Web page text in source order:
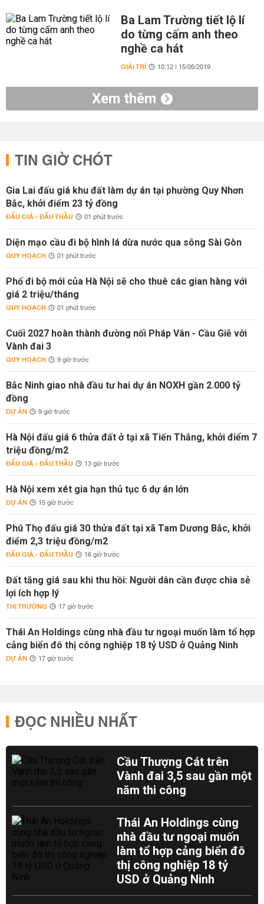
Ba Lam Trường tiết lộ lí
do từng cấm anh theo
nghề ca hát
GIẢI TRÍ 10:12 | 15/06/2019
Xem thêm
TIN GIỜ CHÓT
Gia Lai đấu giá khu đất làm dự án tại phường Quy Nhơn
Bắc, khởi điểm 23 tỷ đồng
ĐẤU GIÁ - ĐẤU THẦU 01 phút trước
Diện mạo cầu đi bộ hình lá dừa nước qua sông Sài Gòn
QUY HOẠCH 01 phút trước
Phố đi bộ mới của Hà Nội sẽ cho thuê các gian hàng với
giá 2 triệu/tháng
QUY HOẠCH 01 phút trước
Cuối 2027 hoàn thành đường nối Pháp Vân - Cầu Giẽ với
Vành đai 3
QUY HOẠCH 9 giờ trước
Bắc Ninh giao nhà đầu tư hai dự án NOXH gần 2.000 tỷ
đồng
DỰ ÁN 9 giờ trước
Hà Nội đấu giá 6 thửa đất ở tại xã Tiến Thắng, khởi điểm 7
triệu đồng/m2
ĐẤU GIÁ - ĐẤU THẦU 13 giờ trước
Hà Nội xem xét gia hạn thủ tục 6 dự án lớn
DỰ ÁN 15 giờ trước
Phú Thọ đấu giá 30 thửa đất tại xã Tam Dương Bắc, khởi
điểm 2,3 triệu đồng/m2
ĐẤU GIÁ - ĐẤU THẦU 16 giờ trước
Đất tăng giá sau khi thu hồi: Người dân cần được chia sẻ
lợi ích hợp lý
THỊ TRƯỜNG 17 giờ trước
Thái An Holdings cùng nhà đầu tư ngoại muốn làm tổ hợp
cảng biển đô thị công nghiệp 18 tỷ USD ở Quảng Ninh
DỰ ÁN 17 giờ trước
ĐỌC NHIỀU NHẤT
Cầu Thượng Cát trên
Vành đai 3,5 sau gần một
năm thi công
Thái An Holdings cùng
nhà đầu tư ngoại muốn
làm tổ hợp cảng biển đô
thị công nghiệp 18 tỷ
USD ở Quảng Ninh